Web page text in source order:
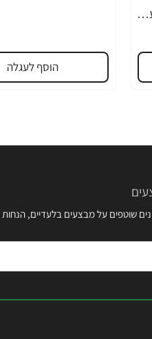
אורנה 19 קרם להסרת שיער עדין במיוחד 90 מ"ל
הוסף לעגלה
שוטפים על מבצעים בלעדיים, הנחות